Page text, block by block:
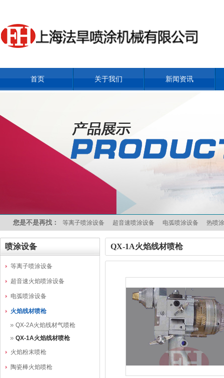
首页 关于我们 新闻资讯
您是不是再找： 等离子喷涂设备 超音速喷涂设备 电弧喷涂设备 热喷
喷涂设备
等离子喷涂设备
超音速火焰喷涂设备
电弧喷涂设备
火焰线材喷枪
QX-2A火焰线材气喷枪
QX-1A火焰线材喷枪
火焰粉末喷枪
陶瓷棒火焰喷枪
QX-1A火焰线材喷枪